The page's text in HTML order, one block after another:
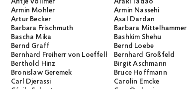
Armin Mohler Armin Nassehi
Artur Becker Asal Dardan
Barbara Frischmuth Barbara Mittelhammer
Bascha Mika Bashkim Shehu
Bernd Graff Bernd Loebe
Bernhard Freiherr von LoeffelholzBernhard Großfeld
Berthold Hinz Birgit Aschmann
Bronislaw Geremek Bruce Hoffmann
Carl Djerassi Carolin Emcke